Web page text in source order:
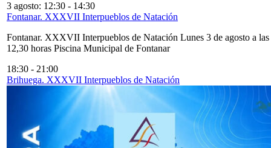
3 agosto: 12:30 - 14:30
Fontanar. XXXVII Interpueblos de Natación
Fontanar. XXXVII Interpueblos de Natación Lunes 3 de agosto a las
12,30 horas Piscina Municipal de Fontanar
18:30 - 21:00
Brihuega. XXXVII Interpueblos de Natación